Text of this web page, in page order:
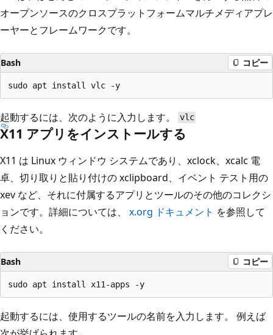
オープンソースのクロスプラットフォームマルチメディアプレ
ーヤーとフレームワークです。
Bash コピー
起動するには、次のように入力します。 vlc
X11 アプリをインストールする
X11 は Linux ウィンドウ システムであり、xclock、xcalc 電
卓、切り取りと貼り付けの xclipboard、イベント テスト用の
xev など、それに付属するアプリとツールのその他のコレクシ
ョンです。詳細については、 x.org ドキュメント を参照して
ください。
Bash コピー
起動するには、使用するツールの名前を入力します。 例えば